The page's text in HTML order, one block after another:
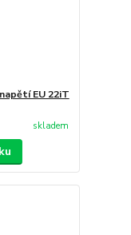
EU 22iT
skladem